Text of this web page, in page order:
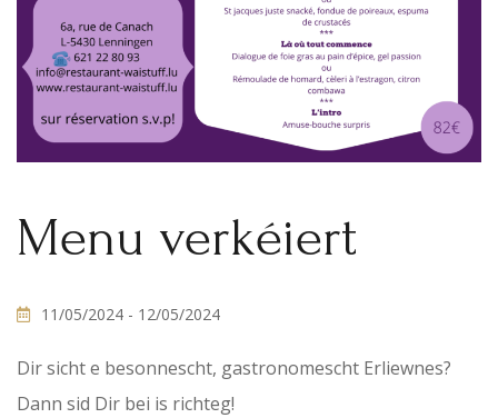
Menu verkéiert
11/05/2024 - 12/05/2024
Dir sicht e besonnescht, gastronomescht Erliewnes?
Dann sid Dir bei is richteg!